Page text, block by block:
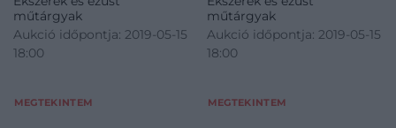
Trencsén, 1800 körül,
Samuel Huszár. Kőszeghy:
2117, 2127. M.: 7,4 × 5,3 × 3,
műtárgyak
Aukció időpontja: 2019-05-15
18:00
MEGTEKINTEM
Rimaszombat, 1820 körül,
Josephus Hudetzius.
Kőszeghy: 1876, 1897. M.: 7,5
× 5,4 × 3
műtárgyak
Aukció időpontja: 2019-05-15
18:00
MEGTEKINTEM